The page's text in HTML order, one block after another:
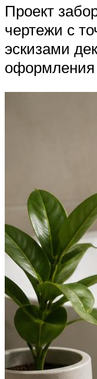
Проект
чертежи с
эскизами
оформления